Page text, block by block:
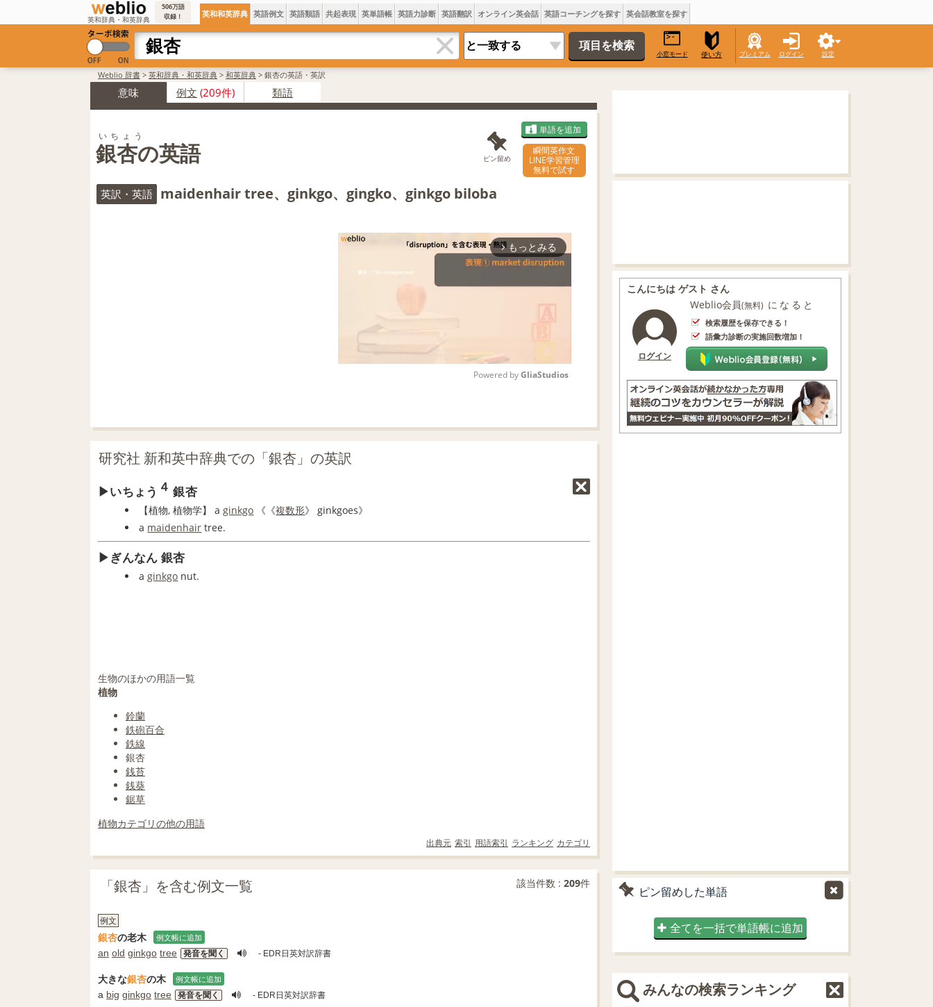
英和辞典・和英辞典
506万語
収録！
英和和英辞典 英語例文 英語類語 共起表現 英単語帳 英語力診断 英語翻訳 オンライン英会話 英語コーチングを探す 英会話教室を探す
小窓モード 使い方 プレミアム ログイン 設定
Weblio 辞書 > 英和辞典・和英辞典 > 和英辞典 > 銀杏の英語・英訳
意味 例文 (209件) 類語
銀杏の英語
いちょう
ピン留め
単語を追加
瞬間英作文
LINE学習管理
無料で試す
英訳・英語 maidenhair tree、ginkgo、gingko、ginkgo biloba
arrow_forward_ios もっとみる
Powered by GliaStudios
研究社 新和英中辞典での「銀杏」の英訳
いちょう ４ 銀杏
【植物, 植物学】 a ginkgo 《《複数形》 ginkgoes》
a maidenhair tree.
ぎんなん 銀杏
aginkgo nut.
生物のほかの用語一覧
植物
鈴蘭
鉄砲百合
鉄線
銀杏
銭苔
銭葵
鋸草
植物カテゴリの他の用語
出典元 索引 用語索引 ランキング カテゴリ
「銀杏」を含む例文一覧 該当件数 : 209件
例文
銀杏の老木 例文帳に追加
an old ginkgo tree 発音を聞く - EDR日英対訳辞書
大きな銀杏の木 例文帳に追加
a big ginkgo tree 発音を聞く - EDR日英対訳辞書
こんにちは ゲスト さん
ログイン
Weblio会員(無料) になると
検索履歴を保存できる！
語彙力診断の実施回数増加！
ピン留めした単語
全てを一括で単語帳に追加
みんなの検索ランキング